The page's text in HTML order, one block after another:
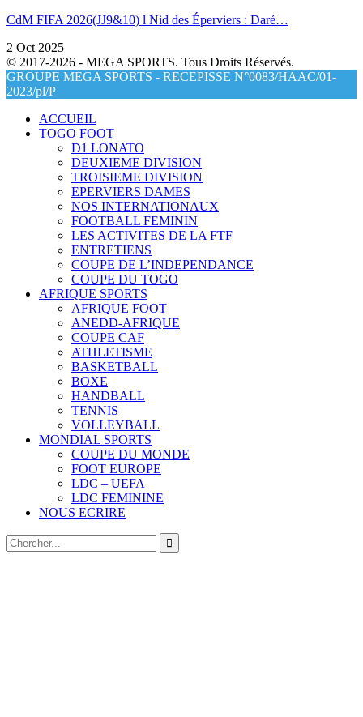
CdM FIFA 2026(JJ9&10) l Nid des Éperviers : Daré…
2 Oct 2025
© 2017-2026 - MEGA SPORTS. Tous Droits Réservés.
GROUPE MEGA SPORTS - RECEPISSE N°0083/HAAC/01-
2023/pl/P
ACCUEIL
TOGO FOOT
D1 LONATO
DEUXIEME DIVISION
TROISIEME DIVISION
EPERVIERS DAMES
NOS INTERNATIONAUX
FOOTBALL FEMININ
LES ACTIVITES DE LA FTF
ENTRETIENS
COUPE DE L’INDEPENDANCE
COUPE DU TOGO
AFRIQUE SPORTS
AFRIQUE FOOT
ANEDD-AFRIQUE
COUPE CAF
ATHLETISME
BASKETBALL
BOXE
HANDBALL
TENNIS
VOLLEYBALL
MONDIAL SPORTS
COUPE DU MONDE
FOOT EUROPE
LDC – UEFA
LDC FEMININE
NOUS ECRIRE